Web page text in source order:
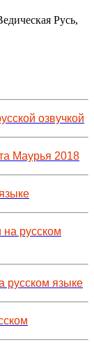
Русь,
озвучкой
Маурья 2018
русском
русском языке